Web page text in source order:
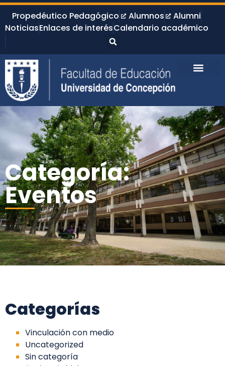
Propedéutico Pedagógico Alumnos
Alumni
NoticiasEnlaces de interésCalendario académico
Categoría:
Eventos
Categorías
Vinculación con medio
Uncategorized
Sin categoría